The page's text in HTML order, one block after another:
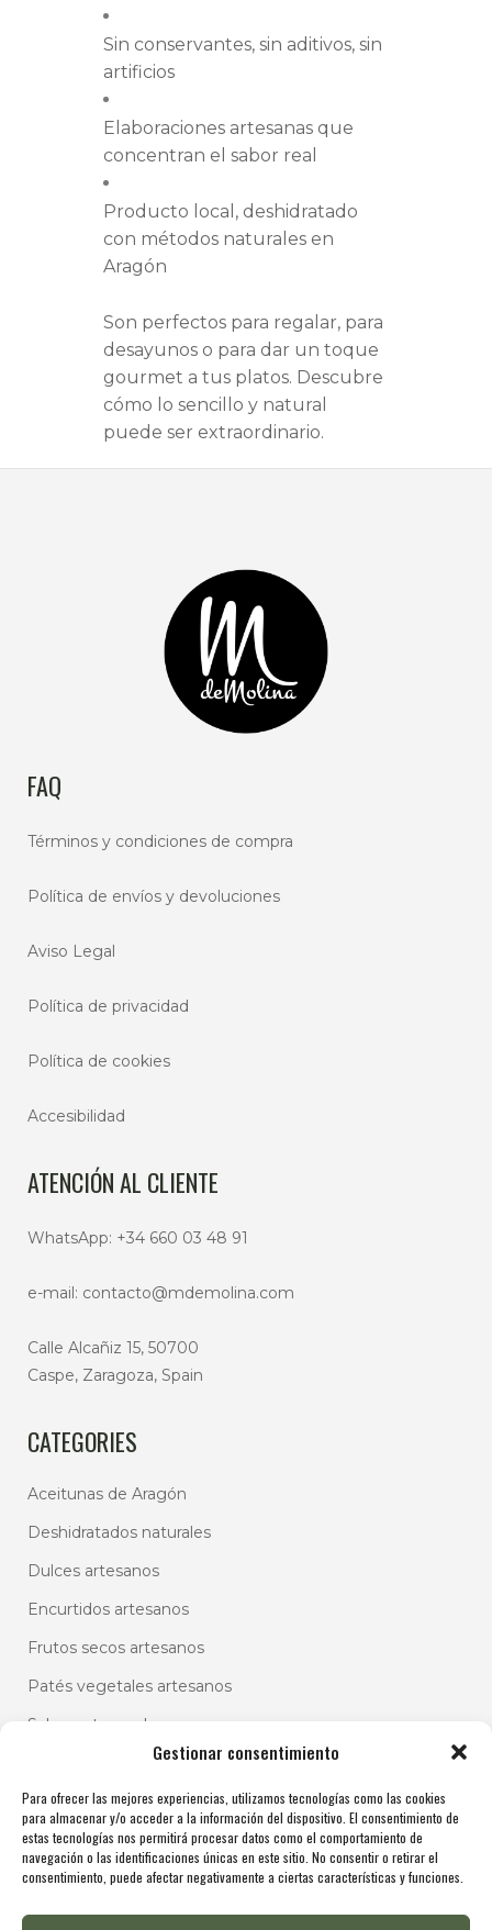
Gestionar consentimiento
Para ofrecer las mejores experiencias, utilizamos tecnologías como las cookies
para almacenar y/o acceder a la información del dispositivo. El consentimiento de
estas tecnologías nos permitirá procesar datos como el comportamiento de
navegación o las identificaciones únicas en este sitio. No consentir o retirar el
consentimiento, puede afectar negativamente a ciertas características y funciones.
Sin conservantes, sin aditivos, sin
artificios
Elaboraciones artesanas que
concentran el sabor real
Producto local, deshidratado
con métodos naturales en
Aragón
Son perfectos para regalar, para
desayunos o para dar un toque
gourmet a tus platos. Descubre
cómo lo sencillo y natural
puede ser extraordinario.
FAQ
Términos y condiciones de compra
Política de envíos y devoluciones
Aviso Legal
Política de privacidad
Política de cookies
Accesibilidad
ATENCIÓN AL CLIENTE
WhatsApp: +34 660 03 48 91
e-mail: contacto@mdemolina.com
Calle Alcañiz 15, 50700
Caspe, Zaragoza, Spain
CATEGORIES
Aceitunas de Aragón
Deshidratados naturales
Dulces artesanos
Encurtidos artesanos
Frutos secos artesanos
Patés vegetales artesanos
Salsas artesanales